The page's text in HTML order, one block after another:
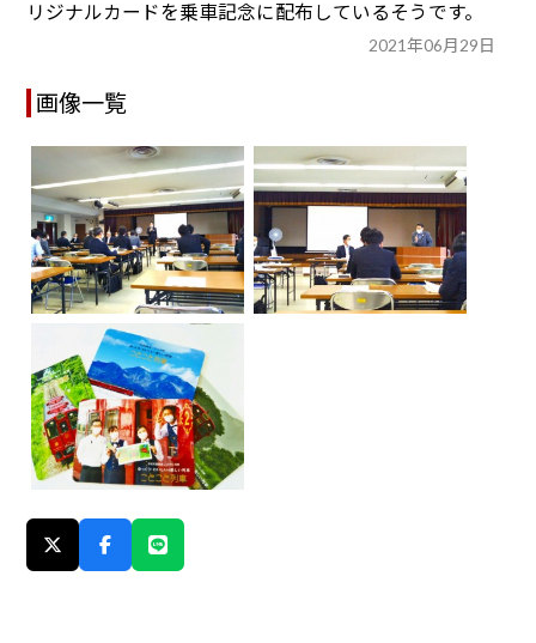
リジナルカードを乗車記念に配布しているそうです。
2021年06月29日
画像一覧